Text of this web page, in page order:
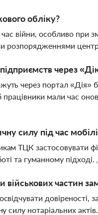
обліку?
війни, особливо при
розпорядженнями
через
через портал «Дія»
мали час
силу під час
ТЦК застосовувати
та гуманному підході.
частин
довіреності,
нотаріальних актів.